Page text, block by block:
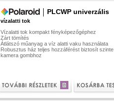
PLCWP univerzális
vízalatti tok
Vízalatti tok kompakt fényképezőgéphez
Zárt tömítés
Átlátszó műanyag a víz alatti vaku használata
Robusztus ház teljes hozzáférést biztosít
kamera gombhoz